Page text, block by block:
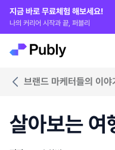
지금 바로 무료체험 해보세요!
나의 커리어 시작과 끝, 퍼블리
브랜드 마케터들의 이
살아보는 여